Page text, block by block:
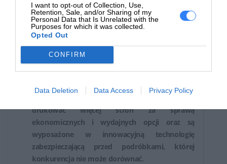
I want to opt-out of Collection, Use,
Retention, Sale, and/or Sharing of my
Personal Data that Is Unrelated with the
Purposes for which it was collected.
Opted Out
CONFIRM
Data Deletion Data Access Privacy Policy
Opis
Oryginalne tonery HP z technologią
JetIntelligence gwarantują profesjonalną jakość
wydruków przy dużej prędkości, pozwalają
drukować więcej stron za sprawą
ekonomicznych i wydajnych opcji oraz są
wyposażone w innowacyjną technologię
zabezpieczającą przed podróbkami, której
konkurencja nie może dorównać.